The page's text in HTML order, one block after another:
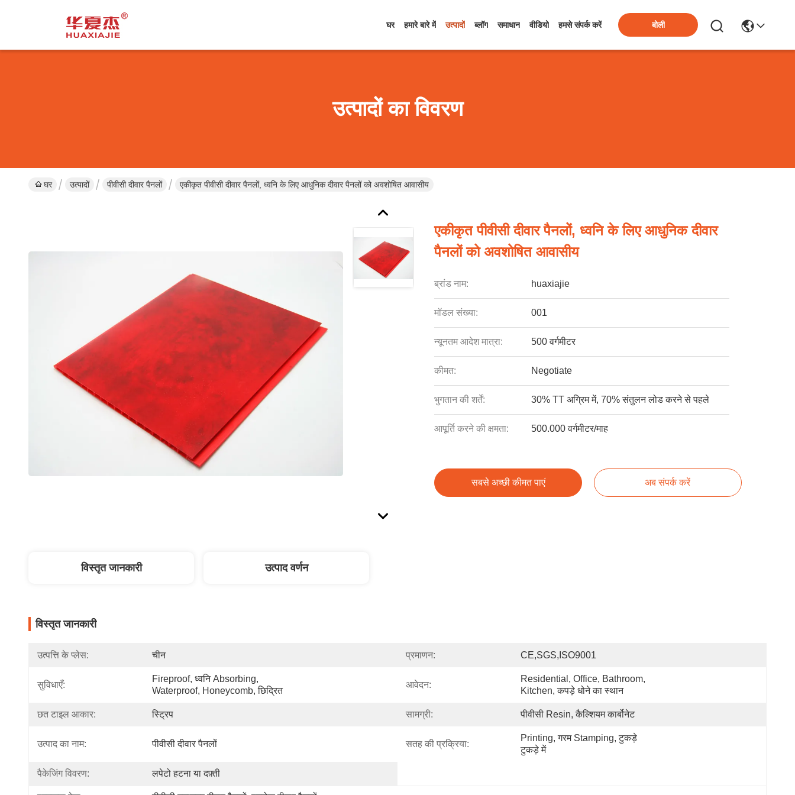
घर हमारे बारे में उत्पादों ब्लॉग समाधान वीडियो हमसे संपर्क करें बोली
उत्पादों का विवरण
घर उत्पादों पीवीसी दीवार पैनलों एकीकृत पीवीसी दीवार पैनलों, ध्वनि के लिए आधुनिक दीवार पैनलों को अवशोषित आवासीय
एकीकृत पीवीसी दीवार पैनलों, ध्वनि के लिए आधुनिक दीवार
पैनलों को अवशोषित आवासीय
ब्रांड नाम: huaxiajie
मॉडल संख्या: 001
न्यूनतम आदेश मात्रा: 500 वर्गमीटर
कीमत: Negotiate
भुगतान की शर्तें: 30% TT अग्रिम में, 70% संतुलन लोड करने से पहले
आपूर्ति करने की क्षमता: 500.000 वर्गमीटर/माह
सबसे अच्छी कीमत पाएं अब संपर्क करें
विस्तृत जानकारी उत्पाद वर्णन
विस्तृत जानकारी
उत्पत्ति के प्लेस: चीन प्रमाणन: CE,SGS,ISO9001
सुविधाएँ:
Fireproof, ध्वनि Absorbing,
Waterproof, Honeycomb, छिद्रित
आवेदन:
Residential, Office, Bathroom,
Kitchen, कपड़े धोने का स्थान
छत टाइल आकार: स्ट्रिप सामग्री: पीवीसी Resin, कैल्शियम कार्बोनेट
उत्पाद का नाम: पीवीसी दीवार पैनलों सतह की प्रक्रिया:
Printing, गरम Stamping, टुकड़े
टुकड़े में
पैकेजिंग विवरण: लपेटो हटना या दफ़्ती